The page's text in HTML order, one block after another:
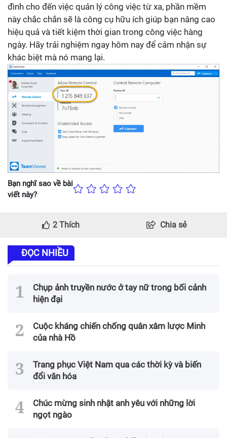
đình cho đến việc quản lý công việc từ xa, phần mềm
này chắc chắn sẽ là công cụ hữu ích giúp bạn nâng cao
hiệu quả và tiết kiệm thời gian trong công việc hàng
ngày. Hãy trải nghiệm ngay hôm nay để cảm nhận sự
khác biệt mà nó mang lại.
Bạn nghĩ sao về bài
viết này?
2 Thích Chia sẻ
ĐỌC NHIỀU
Chụp ảnh truyền nước ở tay nữ trong bối cảnh
hiện đại
Cuộc kháng chiến chống quân xâm lược Minh
của nhà Hồ
Trang phục Việt Nam qua các thời kỳ và biến
đổi văn hóa
Chúc mừng sinh nhật anh yêu với những lời
ngọt ngào